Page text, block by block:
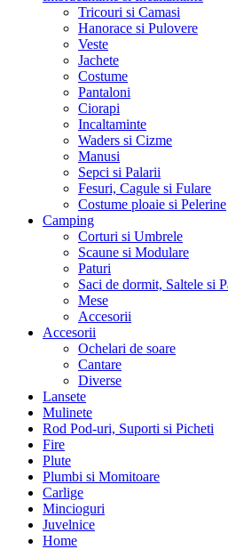
Tricouri si Camasi
Hanorace si Pulovere
Veste
Jachete
Costume
Pantaloni
Ciorapi
Incaltaminte
Waders si Cizme
Manusi
Sepci si Palarii
Fesuri, Cagule si Fulare
Costume ploaie si Pelerine
Camping
Corturi si Umbrele
Scaune si Modulare
Paturi
Saci de dormit, Saltele si
Mese
Accesorii
Accesorii
Ochelari de soare
Cantare
Diverse
Lansete
Mulinete
Rod Pod-uri, Suporti si Picheti
Fire
Plute
Plumbi si Momitoare
Carlige
Mincioguri
Juvelnice
Home